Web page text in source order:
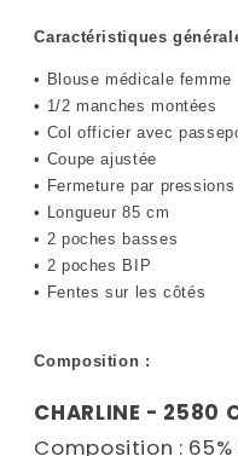
Caractéristiques
• Blouse médicale femme
• 1/2 manches montées
• Col officier avec
• Coupe ajustée
• Fermeture par pressions
• Longueur 85 cm
• 2 poches basses
• 2 poches BIP
• Fentes sur les côtés
Composition :
CHARLINE -
Composition :